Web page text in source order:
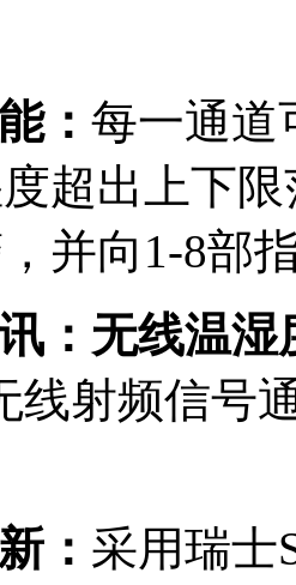
： 每一通道
超出上下
并向1-8部
：无线温湿
线射频信号
： 采用瑞士